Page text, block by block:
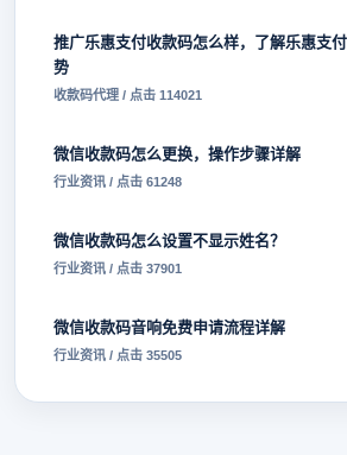
推广乐惠支付收款码怎么样，了解乐惠支
势
收款码代理 / 点击 114021
微信收款码怎么更换，操作步骤详解
行业资讯 / 点击 61248
微信收款码怎么设置不显示姓名？
行业资讯 / 点击 37901
微信收款码音响免费申请流程详解
行业资讯 / 点击 35505